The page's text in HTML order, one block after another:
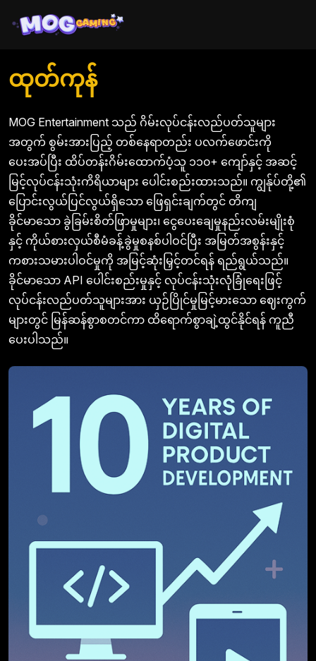
ထုတ်ကုန်
MOG Entertainment သည် ဂိမ်းလုပ်ငန်းလည်ပတ်သူများ
အတွက် စွမ်းအားပြည့် တစ်နေရာတည်း ပလက်ဖောင်းကို
ပေးအပ်ပြီး ထိပ်တန်းဂိမ်းထောက်ပံ့သူ ၁၁၀+ ကျော်နှင့် အဆင့်
မြင့်လုပ်ငန်းသုံးကိရိယာများ ပေါင်းစည်းထားသည်။ ကျွန်ုပ်တို့၏
ပြောင်းလွယ်ပြင်လွယ်ရှိသော ဖြေရှင်းချက်တွင် တိကျ
ခိုင်မာသော ခွဲခြမ်းစိတ်ဖြာမှုများ၊ ငွေပေးချေမှုနည်းလမ်းမျိုးစုံ
နှင့် ကိုယ်စားလှယ်စီမံခန့်ခွဲမှုစနစ်ပါဝင်ပြီး အမြတ်အစွန်းနှင့်
ကစားသမားပါဝင်မှုကို အမြင့်ဆုံးမြှင့်တင်ရန် ရည်ရွယ်သည်။
ခိုင်မာသော API ပေါင်းစည်းမှုနှင့် လုပ်ငန်းသုံးလုံခြုံရေးဖြင့်
လုပ်ငန်းလည်ပတ်သူများအား ယှဉ်ပြိုင်မှုမြင့်မားသော ဈေးကွက်
များတွင် မြန်ဆန်စွာစတင်ကာ ထိရောက်စွာချဲ့ထွင်နိုင်ရန် ကူညီ
ပေးပါသည်။